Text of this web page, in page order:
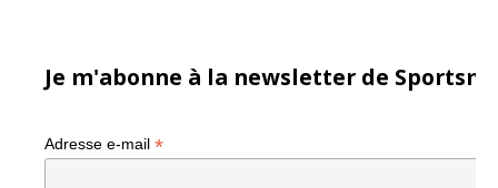
Je m'abonne à la newsletter de
Adresse e-mail *